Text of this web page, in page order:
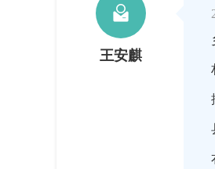

王安麒